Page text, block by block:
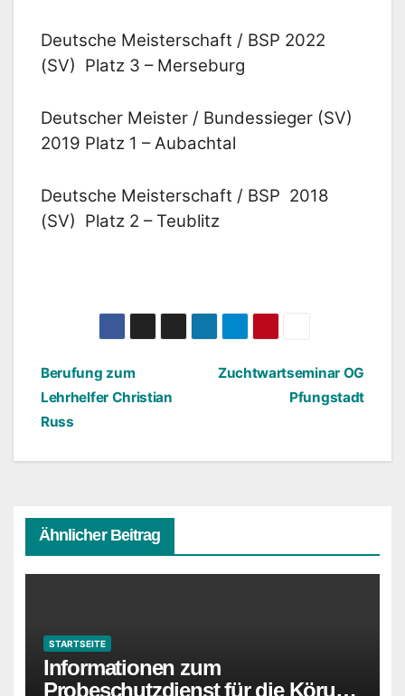
Deutsche Meisterschaft / BSP 2022
(SV) Platz 3 – Merseburg
Deutscher Meister / Bundessieger (SV)
2019 Platz 1 – Aubachtal
Deutsche Meisterschaft / BSP 2018
(SV) Platz 2 – Teublitz
BeitragsnavigationZuchtwartseminar OG
Pfungstadt
Berufung zum
Lehrhelfer Christian
Russ
Ähnlicher Beitrag
STARTSEITE
Informationen zum
Probeschutzdienst für die Körung